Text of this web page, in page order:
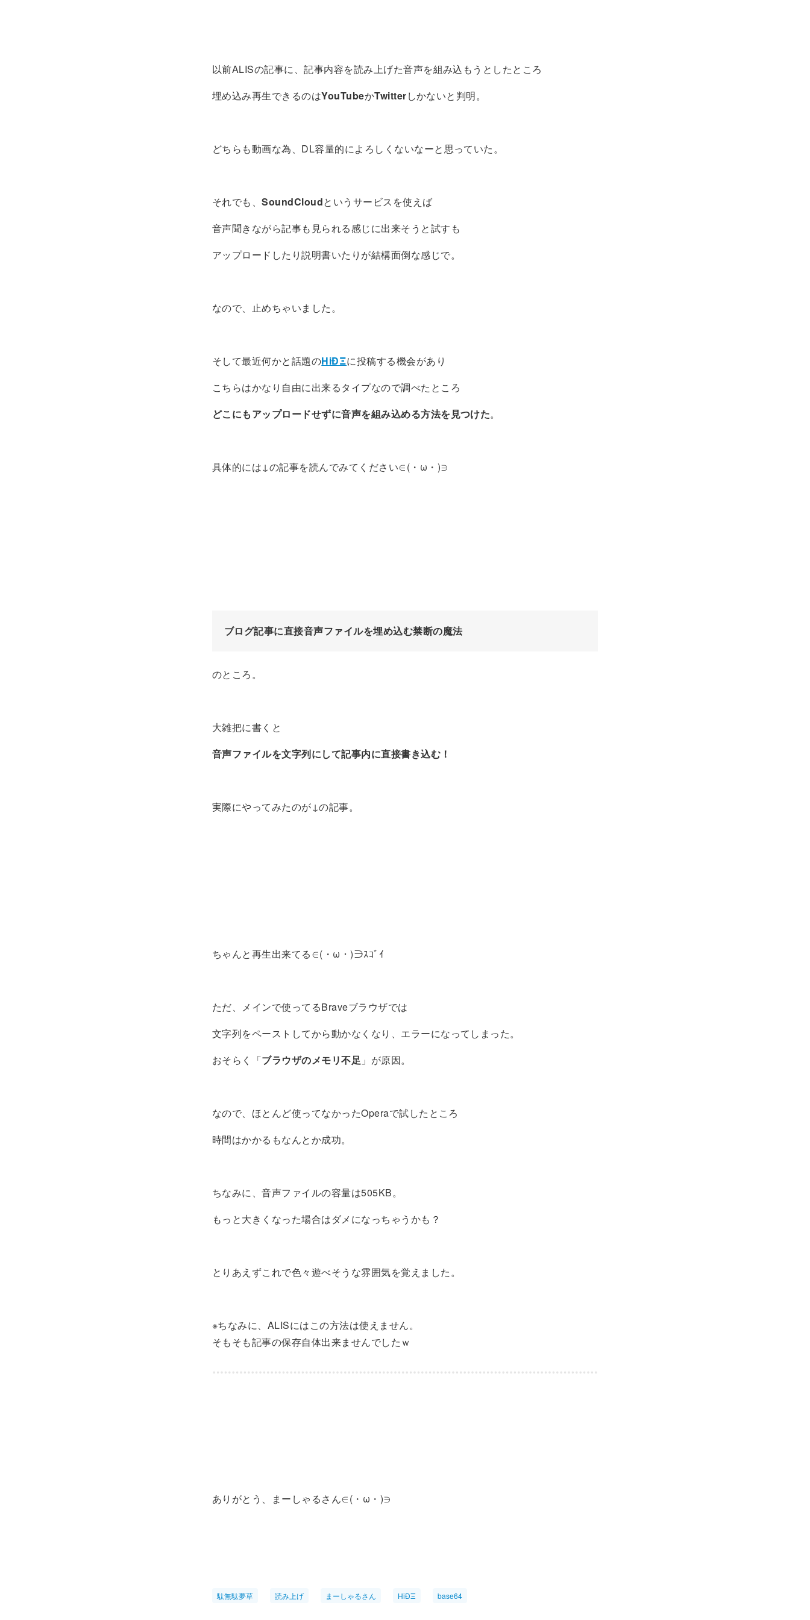
以前ALISの記事に、記事内容を読み上げた音声を組み込もうとしたところ
埋め込み再生できるのはYouTubeかTwitterしかないと判明。
どちらも動画な為、DL容量的によろしくないなーと思っていた。
それでも、SoundCloudというサービスを使えば
音声聞きながら記事も見られる感じに出来そうと試すも
アップロードしたり説明書いたりが結構面倒な感じで。
なので、止めちゃいました。
そして最近何かと話題のHiÐΞに投稿する機会があり
こちらはかなり自由に出来るタイプなので調べたところ
どこにもアップロードせずに音声を組み込める方法を見つけた。
具体的には↓の記事を読んでみてください∈(・ω・)∋
ブログ記事に直接音声ファイルを埋め込む禁断の魔法
のところ。
大雑把に書くと
音声ファイルを文字列にして記事内に直接書き込む！
実際にやってみたのが↓の記事。
ちゃんと再生出来てる∈(・ω・)∋ｽｺﾞｲ
ただ、メインで使ってるBraveブラウザでは
文字列をペーストしてから動かなくなり、エラーになってしまった。
おそらく「ブラウザのメモリ不足 」が原因。
なので、ほとんど使ってなかったOperaで試したところ
時間はかかるもなんとか成功。
ちなみに、音声ファイルの容量は505KB。
もっと大きくなった場合はダメになっちゃうかも？
とりあえずこれで色々遊べそうな雰囲気を覚えました。
※ちなみに、ALISにはこの方法は使えません。
そもそも記事の保存自体出来ませんでしたｗ
ありがとう、まーしゃるさん∈(・ω・)∋
駄無駄夢草 読み上げ まーしゃるさん HiÐΞ base64